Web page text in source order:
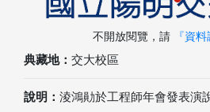
典藏地： 交大校區
說明： 淩鴻勛於工程師年會發表演
不開放閱覽，請 『資